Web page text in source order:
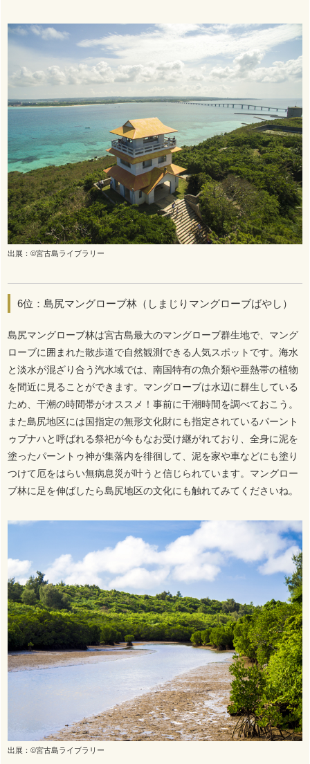
出展：©宮古島ライブラリー
6位：島尻マングローブ林（しまじりマングローブばやし）
島尻マングローブ林は宮古島最大のマングローブ群生地で、マング
ローブに囲まれた散歩道で自然観測できる人気スポットです。海水
と淡水が混ざり合う汽水域では、南国特有の魚介類や亜熱帯の植物
を間近に見ることができます。マングローブは水辺に群生している
ため、干潮の時間帯がオススメ！事前に干潮時間を調べておこう。
また島尻地区には国指定の無形文化財にも指定されているパーント
ゥプナハと呼ばれる祭祀が今もなお受け継がれており、全身に泥を
塗ったパーントゥ神が集落内を徘徊して、泥を家や車などにも塗り
つけて厄をはらい無病息災が叶うと信じられています。マングロー
ブ林に足を伸ばしたら島尻地区の文化にも触れてみてくださいね。
出展：©宮古島ライブラリー